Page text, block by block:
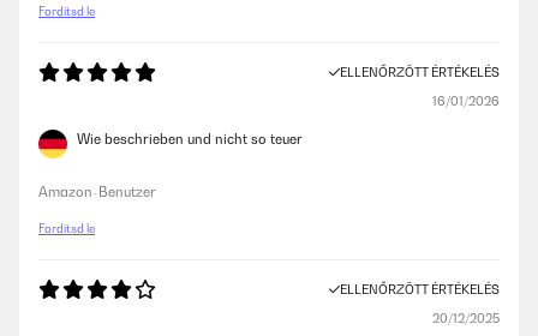
Fordítsd le
ELLENŐRZÖTT ÉRTÉKELÉS
16/01/2026
Wie beschrieben und nicht so teuer
Amazon-Benutzer
Fordítsd le
ELLENŐRZÖTT ÉRTÉKELÉS
20/12/2025